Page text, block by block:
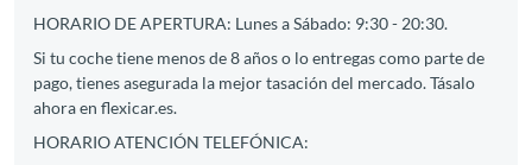
HORARIO DE APERTURA: Lunes a Sábado: 9:30 - 20:30.
Si tu coche tiene menos de 8 años o lo entregas como parte de
pago, tienes asegurada la mejor tasación del mercado. Tásalo
ahora en flexicar.es.
HORARIO ATENCIÓN TELEFÓNICA: